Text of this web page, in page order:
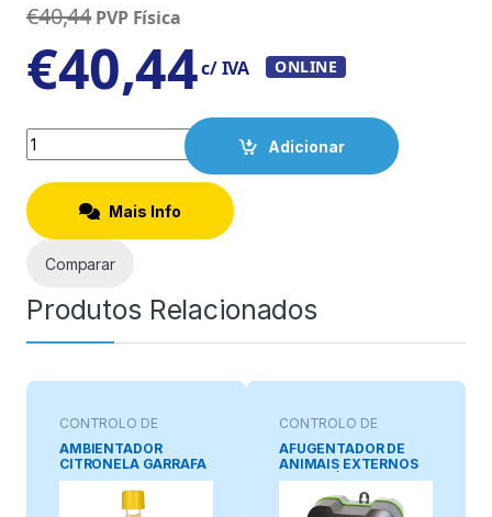
€40,44 PVP Física
€40,44c/ IVA ONLINE
Quantity
Adicionar
Mais Info
Comparar
Produtos Relacionados
CONTROLO DE
PRAGAS
AMBIENTADOR
CITRONELA GARRAFA
375 ml
CONTROLO DE
PRAGAS
AFUGENTADOR DE
ANIMAIS EXTERNOS
ULTRASÓNICO COM
FLASH